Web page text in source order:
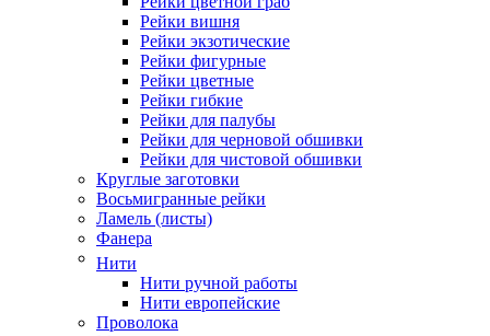
Рейки вишня
Рейки экзотические
Рейки фигурные
Рейки цветные
Рейки гибкие
Рейки для палубы
Рейки для черновой обшивки
Рейки для чистовой обшивки
Круглые заготовки
Восьмигранные рейки
Ламель (листы)
Фанера
Нити
Нити ручной работы
Нити европейские
Проволока